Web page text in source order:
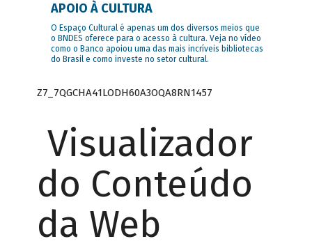
APOIO À CULTURA
O Espaço Cultural é apenas um dos diversos meios que
o BNDES oferece para o acesso à cultura. Veja no vídeo
como o Banco apoiou uma das mais incríveis bibliotecas
do Brasil e como investe no setor cultural.
Z7_7QGCHA41LODH60A3OQA8RN1457
Visualizador
do Conteúdo
da Web